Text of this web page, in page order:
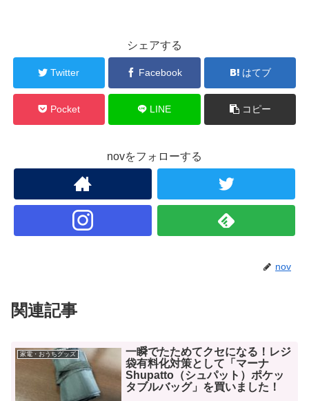
シェアする
Twitter Facebook はてブ
Pocket LINE コピー
novをフォローする
nov
関連記事
家電・おうちグッズ
一瞬でたためてクセになる！レジ
袋有料化対策として「マーナ
Shupatto（シュパット）ポケッ
タブルバッグ」を買いました！